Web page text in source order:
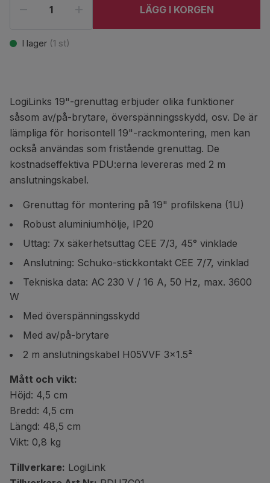
LÄGG I KORGEN
I lager (1 st)
LogiLinks 19"-grenuttag erbjuder olika funktioner
såsom av/på-brytare, överspänningsskydd, osv. De är
lämpliga för horisontell 19"-rackmontering, men kan
också användas som fristående grenuttag. De
kostnadseffektiva PDU:erna levereras med 2 m
anslutningskabel.
Grenuttag för montering på 19" profilskena (1U)
Robust aluminiumhölje, IP20
Uttag: 7x säkerhetsuttag CEE 7/3, 45° vinklade
Anslutning: Schuko-stickkontakt CEE 7/7, vinklad
Tekniska data: AC 230 V / 16 A, 50 Hz, max. 3600
W
Med överspänningsskydd
Med av/på-brytare
2 m anslutningskabel H05VVF 3x1.5²
Mått och vikt:
Höjd: 4,5 cm
Bredd: 4,5 cm
Längd: 48,5 cm
Vikt: 0,8 kg
Tillverkare: LogiLink